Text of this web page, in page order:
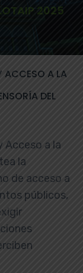
2025
ACCESO A LA
DEL
Acceso a la
la
de acceso a
públicos,